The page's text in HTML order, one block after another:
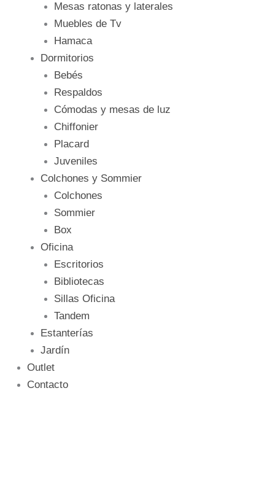
Mesas ratonas y laterales
Muebles de Tv
Hamaca
Dormitorios
Bebés
Respaldos
Cómodas y mesas de luz
Chiffonier
Placard
Juveniles
Colchones y Sommier
Colchones
Sommier
Box
Oficina
Escritorios
Bibliotecas
Sillas Oficina
Tandem
Estanterías
Jardín
Outlet
Contacto